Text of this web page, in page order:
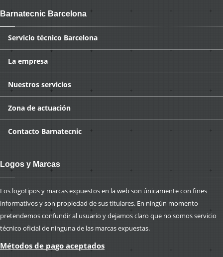
Barnatecnic Barcelona
Servicio técnico Barcelona
La empresa
Nuestros servicios
Zona de actuación
Contacto Barnatecnic
Logos y Marcas
Los logotipos y marcas expuestos en la web son únicamente con fines
informativos y son propiedad de sus titulares. En ningún momento
pretendemos confundir al usuario y dejamos claro que no somos servicio
técnico oficial de ninguna de las marcas expuestas.
Métodos de pago aceptados